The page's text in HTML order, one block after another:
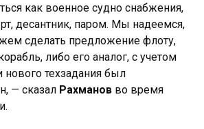
как военное судно снабжения,
десантник, паром. Мы надеемся,
сделать предложение флоту,
либо его аналог, с учетом
нового техзадания был
— сказал Рахманов во время